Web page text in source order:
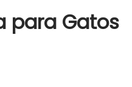
para Gatos